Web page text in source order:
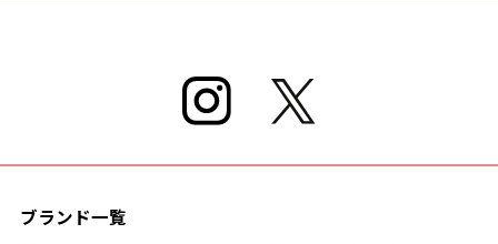
ブランド一覧